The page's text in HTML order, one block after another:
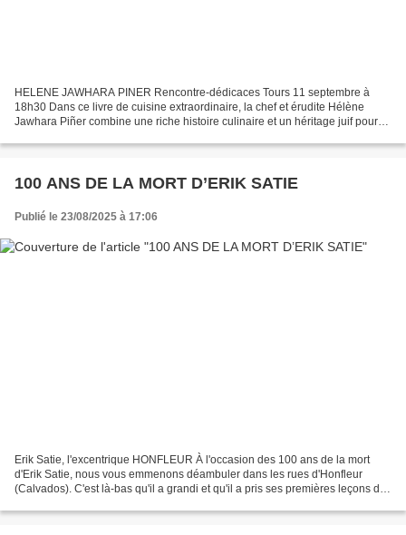
HELENE JAWHARA PINER Rencontre-dédicaces Tours 11 septembre à
18h30 Dans ce livre de cuisine extraordinaire, la chef et érudite Hélène
Jawhara Piñer combine une riche histoire culinaire et un héritage juif pour
100 ANS DE LA MORT D’ERIK SATIE
Publié le 23/08/2025 à 17:06
Erik Satie, l'excentrique HONFLEUR À l'occasion des 100 ans de la mort
d'Erik Satie, nous vous emmenons déambuler dans les rues d'Honfleur
(Calvados). C'est là-bas qu'il a grandi et qu'il a pris ses premières leçons de